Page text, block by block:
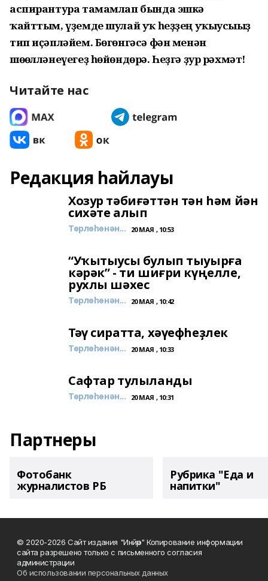
аспирантура тамамлап бында эшкә
ҡайттым, үҙемде шулай уҡ һеҙҙең уҡыусығыҙ
тип иҫәпләйем. Бөгөнгәсә фән менән
шөғөлләнеүегеҙ һөйөндөрә. Һеҙгә ҙур рәхмәт!
Читайте нас
Редакция һайлауы
Хозур тәбиғәттән тән һәм йән
сихәте алып
Төрлөһөнән... 20 МАЯ , 10:53
“Уҡытыусы булып тыуырға
кәрәк” - ти шиғри күңелле,
рухлы шәхес
Төрлөһөнән... 20 МАЯ , 10:42
Тәү сиратта, хәүефһеҙлек
Төрлөһөнән... 20 МАЯ , 10:33
Сафтар тулыланды
Төрлөһөнән... 20 МАЯ , 10:31
Партнеры
Фотобанк
журналистов РБ
Рубрика "Еда и
напитки"
© 2020-2026 Сайт издания "Инйәр" Копирование информации
сайта разрешено только с письменного согласия
администрации
Об использовании персональных данных